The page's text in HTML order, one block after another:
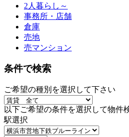
2人暮らし～
事務所・店舗
倉庫
売地
売マンション
条件で検索
ご希望の種別を選択して下さい
以下ご希望の条件を選択して物件
駅選択